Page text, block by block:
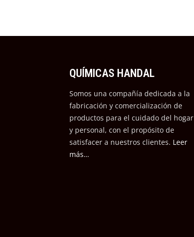
QUÍMICAS HANDAL
Somos una compañía dedicada a la
fabricación y comercialización de
productos para el cuidado del hogar
y personal, con el propósito de
satisfacer a nuestros clientes. Leer
más…